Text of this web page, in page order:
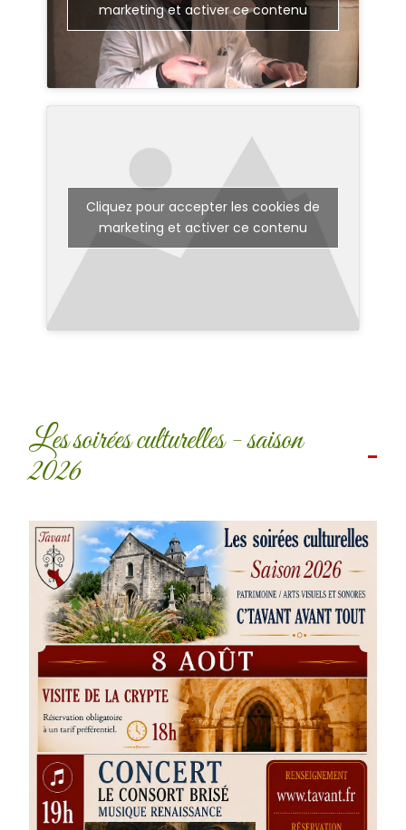
marketing et activer ce contenu
Cliquez pour accepter les cookies de
marketing et activer ce contenu
Les soirées culturelles - saison
2026